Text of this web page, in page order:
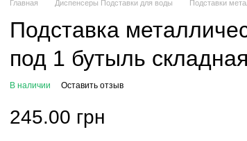
Главная Диспенсеры Подставки для воды Подставки
Подставка
под 1 бутыль
В наличии Оставить отзыв
245.00 грн